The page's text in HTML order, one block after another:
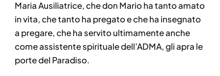
Maria Ausiliatrice, che don Mario ha tanto amato
in vita, che tanto ha pregato e che ha insegnato
a pregare, che ha servito ultimamente anche
come assistente spirituale dell’ADMA, gli apra le
porte del Paradiso.